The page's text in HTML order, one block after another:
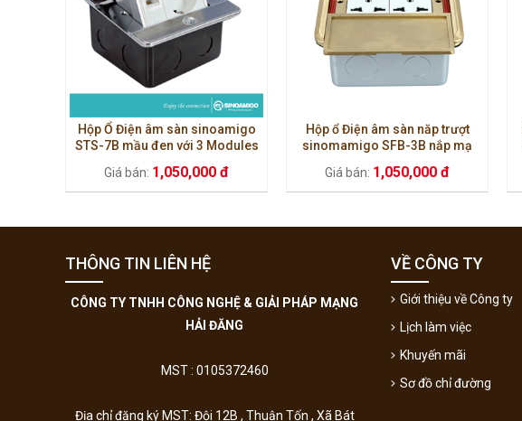
Hộp Ổ Điện âm sàn sinoamigo
STS-7B mầu đen với 3 Modules
Giá bán: 1,050,000 đ
Hộp ổ Điện âm sàn năp trượt
sinomamigo SFB-3B nắp mạ
Giá bán: 1,050,000 đ
THÔNG TIN LIÊN HỆ
CÔNG TY TNHH CÔNG NGHỆ & GIẢI PHÁP MẠNG
HẢI ĐĂNG
MST : 0105372460
Địa chỉ đăng ký MST: Đội 12B , Thuận Tốn , Xã Bát
VỀ CÔNG TY
Giới thiệu về Công ty
Lịch làm việc
Khuyến mãi
Sơ đồ chỉ đường